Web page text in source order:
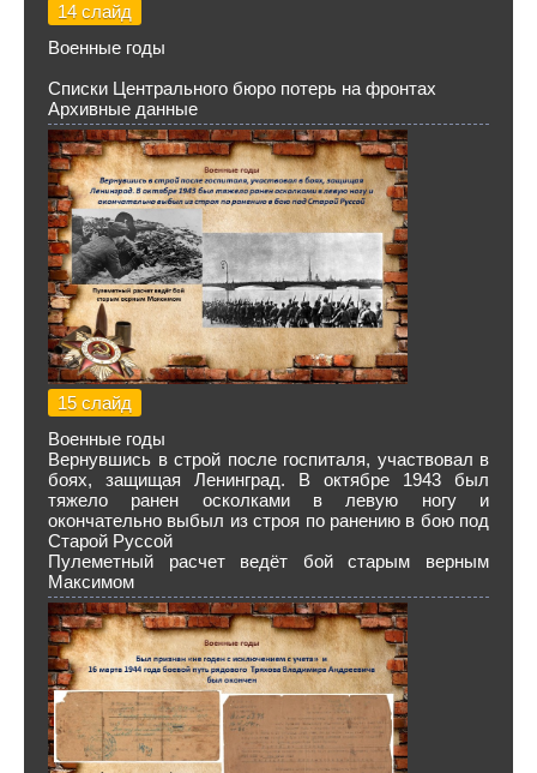
14 слайд
Военные годы
Списки Центрального бюро потерь на фронтах
Архивные данные
15 слайд
Военные годы
Вернувшись в строй после госпиталя, участвовал в
боях, защищая Ленинград. В октябре 1943 был
тяжело ранен осколками в левую ногу и
окончательно выбыл из строя по ранению в бою под
Старой Руссой
Пулеметный расчет ведёт бой старым верным
Максимом